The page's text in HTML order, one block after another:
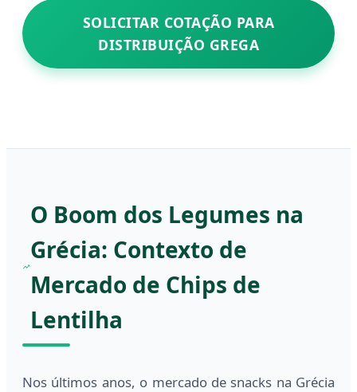
SOLICITAR COTAÇÃO PARA
DISTRIBUIÇÃO GREGA
O Boom dos Legumes na
Grécia: Contexto de
Mercado de Chips de
Lentilha
Nos últimos anos, o mercado de snacks na Grécia